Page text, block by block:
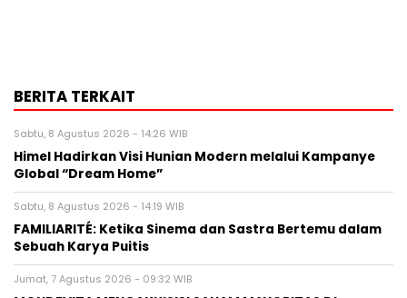
BERITA TERKAIT
Sabtu, 8 Agustus 2026 - 14:26 WIB
Himel Hadirkan Visi Hunian Modern melalui Kampanye
Global “Dream Home”
Sabtu, 8 Agustus 2026 - 14:19 WIB
FAMILIARITÉ: Ketika Sinema dan Sastra Bertemu dalam
Sebuah Karya Puitis
Jumat, 7 Agustus 2026 - 09:32 WIB